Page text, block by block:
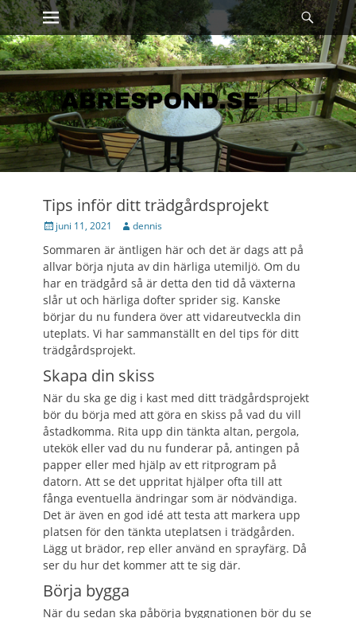
Skip
to
content
Primary Menu Sök
Tips inför ditt trädgårdsprojekt
Postedjuni 11, 2021 Author
dennis
Sommaren är äntligen här och det är dags att på
allvar börja njuta av din härliga utemiljö. Om du
har en trädgård så är detta den tid då växterna
slår ut och härliga dofter sprider sig. Kanske
börjar du nu fundera över att vidareutveckla din
uteplats. Vi har sammanställt en del tips för ditt
trädgårdsprojekt.
Skapa din skiss
När du ska ge dig i kast med ditt trädgårdsprojekt
bör du börja med att göra en skiss på vad du vill
åstadkomma. Rita upp din tänkta altan, pergola,
utekök eller vad du nu funderar på, antingen på
papper eller med hjälp av ett ritprogram på
datorn. Att se det uppritat hjälper ofta till att
fånga eventuella ändringar som är nödvändiga.
Det är även en god idé att testa att markera upp
platsen för den tänkta uteplatsen i trädgården.
Lägg ut brädor, rep eller använd en sprayfärg. Då
ser du hur det kommer att te sig där.
Börja bygga
När du sedan ska påbörja byggnationen bör du se